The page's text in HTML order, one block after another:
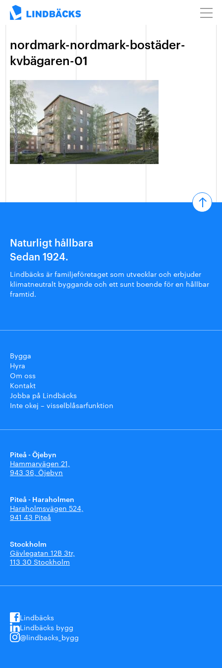
nordmark-nordmark-bostäder-
kvbägaren-01
Naturligt hållbara
Sedan 1924.
Lindbäcks är familjeföretaget som utvecklar och erbjuder
klimatneutralt byggande och ett sunt boende för en hållbar
framtid.
Bygga
Hyra
Om oss
Kontakt
Jobba på Lindbäcks
Inte okej – visselblåsarfunktion
Piteå - Öjebyn
Hammarvägen 21,
943 36, Öjebyn
Piteå - Haraholmen
Haraholmsvägen 524,
941 43 Piteå
Stockholm
Gävlegatan 12B 3tr,
113 30 Stockholm
Lindbäcks
Lindbäcks bygg
@lindbacks_bygg